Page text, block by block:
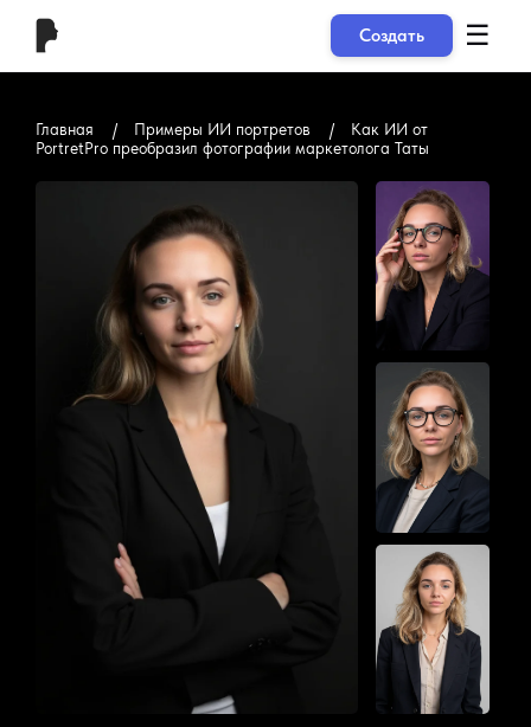
Создать ☰
Главная Примеры ИИ портретов
Как ИИ от
PortretPro преобразил фотографии маркетолога Таты